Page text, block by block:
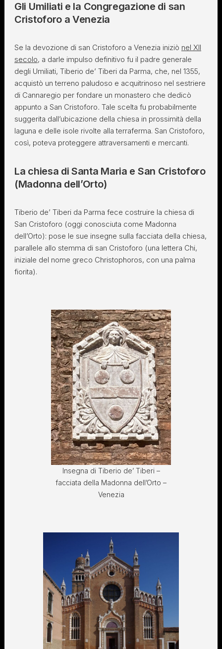
Gli Umiliati e la Congregazione di san
Cristoforo a Venezia
Se la devozione di san Cristoforo a Venezia iniziò nel XII
secolo, a darle impulso definitivo fu il padre generale
degli Umiliati, Tiberio de’ Tiberi da Parma, che, nel 1355,
acquistò un terreno paludoso e acquitrinoso nel sestriere
di Cannaregio per fondare un monastero che dedicò
appunto a San Cristoforo. Tale scelta fu probabilmente
suggerita dall’ubicazione della chiesa in prossimità della
laguna e delle isole rivolte alla terraferma. San Cristoforo,
così, poteva proteggere attraversamenti e mercanti.
La chiesa di Santa Maria e San Cristoforo
(Madonna dell’Orto)
Tiberio de’ Tiberi da Parma fece costruire la chiesa di
San Cristoforo (oggi conosciuta come Madonna
dell’Orto): pose le sue insegne sulla facciata della chiesa,
parallele allo stemma di san Cristoforo (una lettera Chi,
iniziale del nome greco Christophoros, con una palma
fiorita).
Insegna di Tiberio de’ Tiberi –
facciata della Madonna dell’Orto –
Venezia